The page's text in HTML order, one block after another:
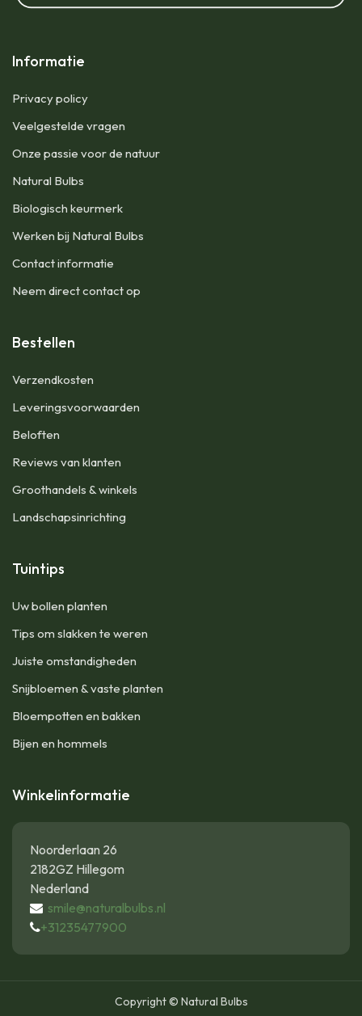
Informatie
Privacy policy
Veelgestelde vragen
Onze passie voor de natuur
Natural Bulbs
Biologisch keurmerk
Werken bij Natural Bulbs
Contact informatie
Neem direct contact op
Bestellen
Verzendkosten
Leveringsvoorwaarden
Beloften
Reviews van klanten
Groothandels & winkels
Landschapsinrichting
Tuintips
Uw bollen planten
Tips om slakken te weren
Juiste omstandigheden
Snijbloemen & vaste planten
Bloempotten en bakken
Bijen en hommels
Winkelinformatie
Noorderlaan 26
2182GZ Hillegom
Nederland
smile@naturalbulbs.nl
+31235477900
Copyright © Natural Bulbs